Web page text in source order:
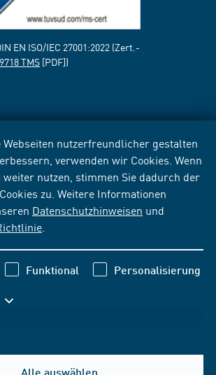
nutzerfreundlicher gestalten
verwenden wir Cookies. Wenn
weiter nutzen, stimmen Sie dadurch der
zu. Weitere Informationen
Datenschutzhinweisen und
Funktional Personalisierung
Alle auswählen
EN ISO/IEC 27001:2022 (Zert.-
TMS[PDF])